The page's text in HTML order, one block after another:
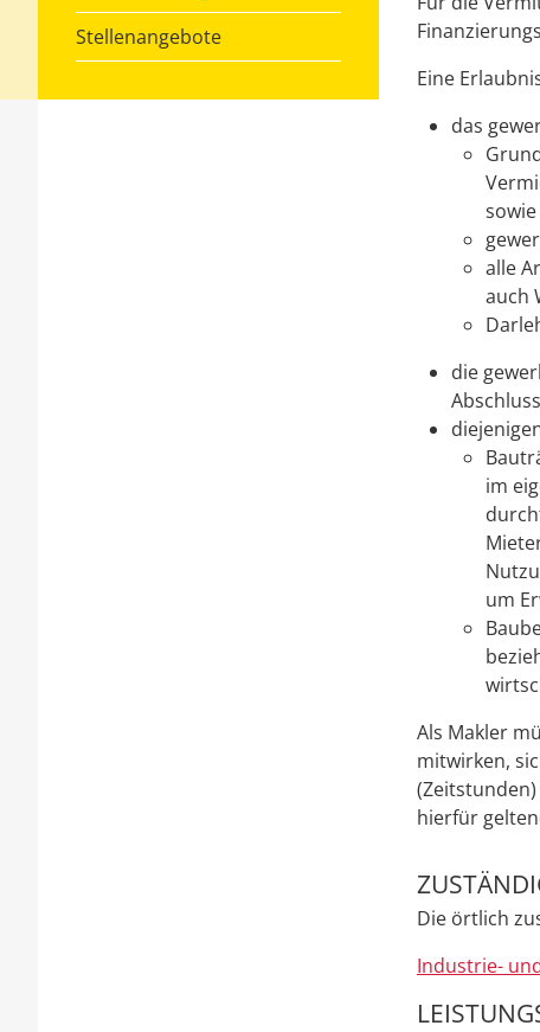
Stellenangebote
Eine
das
alle
auch
die
im
um
Als Makler
mitwirken,
hierfür
Die örtlich
Industrie-